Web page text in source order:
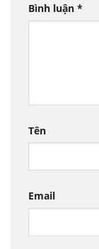
Bình luận *
Tên
Email